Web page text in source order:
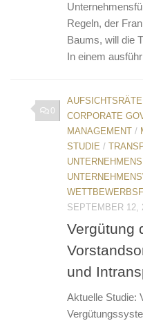
Regeln, der
Baums, will die
In einem
0
AUFSICHTSRÄTE
CORPORATE
MANAGEMENT /
STUDIE /
SEPTEMBER 12,
Vergütung
und
Aktuelle Studie: